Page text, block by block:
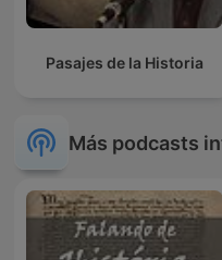
Pasajes de la Historia
Más podcasts